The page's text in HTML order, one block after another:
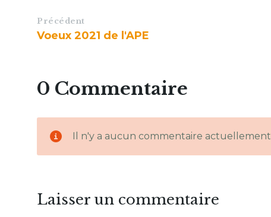
Précédent
Voeux 2021 de l'APE
0 Commentaire
Il n'y a aucun commentaire actuellement
Laisser un commentaire